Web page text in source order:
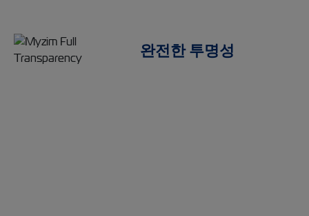
완전한 투명성